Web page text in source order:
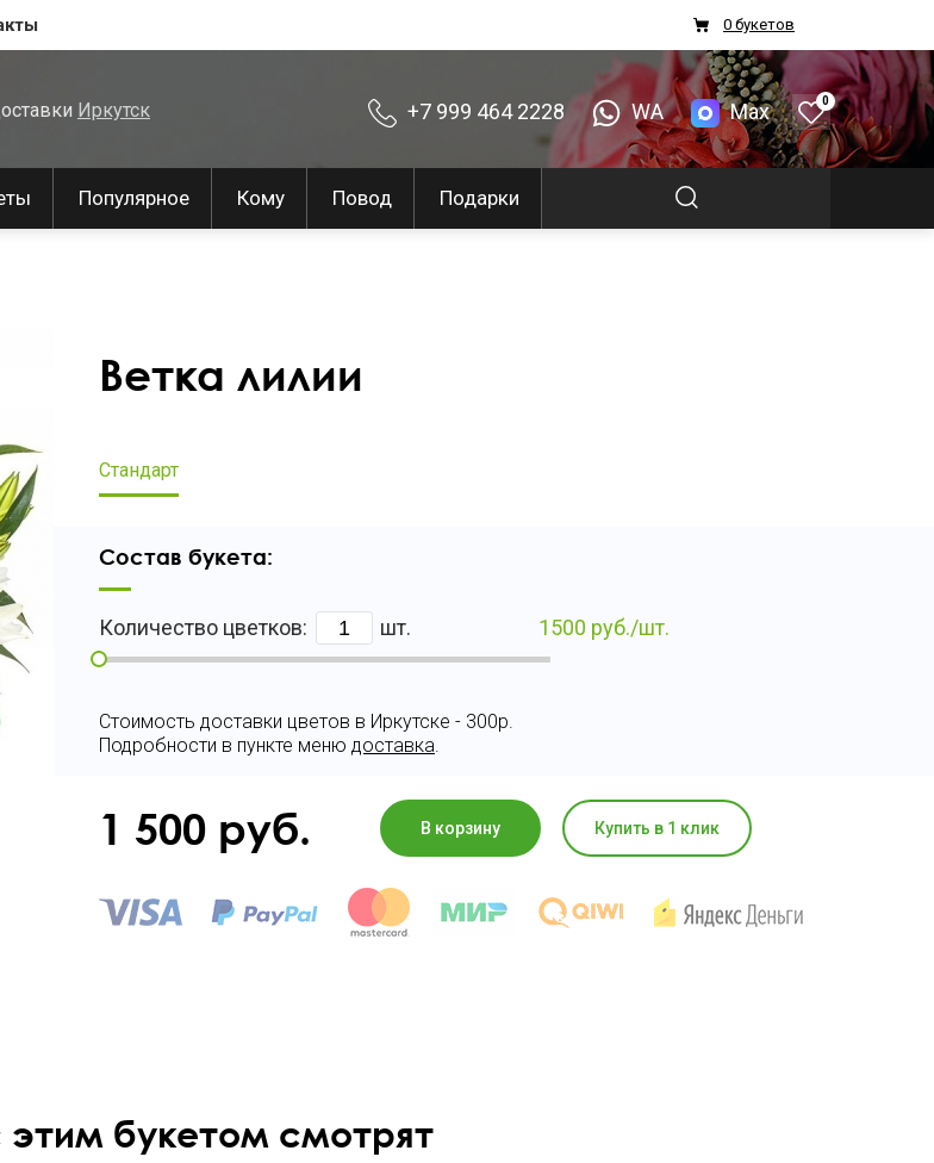
0 букетов
Иркутск +7 999 464 2228 WA Max 0
Популярное Кому Повод Подарки
Ветка лилии
Стандарт
Состав букета:
Количество цветков: шт. 1500 руб./шт.
Стоимость доставки цветов в Иркутске - 300р.
Подробности в пункте меню доставка.
1 500 руб. В корзину Купить в 1 клик
этим букетом смотрят